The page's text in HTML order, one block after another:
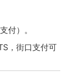
付）。
，街口支付可